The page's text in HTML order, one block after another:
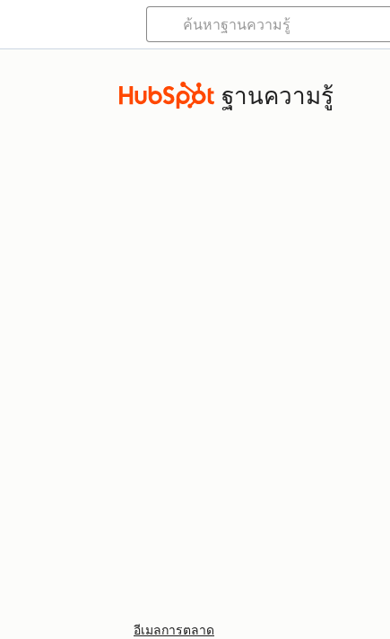
ฐานความรู้
อีเมลการตลาด